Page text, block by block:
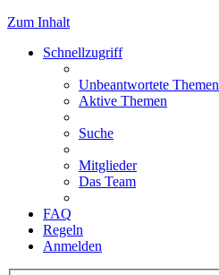
Zum Inhalt
Schnellzugriff
Unbeantwortete Themen
Aktive Themen
Suche
Mitglieder
Das Team
FAQ
Regeln
Anmelden